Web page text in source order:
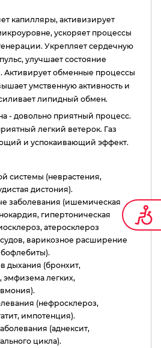
капилляры, активизирует
ускоряет процессы
Укрепляет сердечную
улучшает состояние
Активирует обменные процессы
умственную активность и
липидный обмен.
- довольно приятный процесс.
легкий ветерок. Газ
и успокаивающий эффект.
системы (неврастения,
дистония).
заболевания (ишемическая
гипертоническая
атеросклероз
варикозное расширение
дыхания (бронхит,
эмфизема легких,
(нефросклероз,
импотенция).
(аднексит,
цикла).